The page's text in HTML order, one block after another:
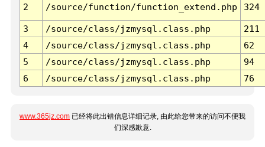
2 /source/function/function_extend.php 324
3 /source/class/jzmysql.class.php
211
4
/source/class/jzmysql.class.php
62
5
/source/class/jzmysql.class.php
94
6
/source/class/jzmysql.class.php 76
www.365jz.com 已经将此出错信息详细记录, 由此给您带来的访问不便我
们深感歉意.